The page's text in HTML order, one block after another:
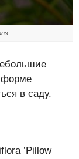
форме
в саду.
’Pillow